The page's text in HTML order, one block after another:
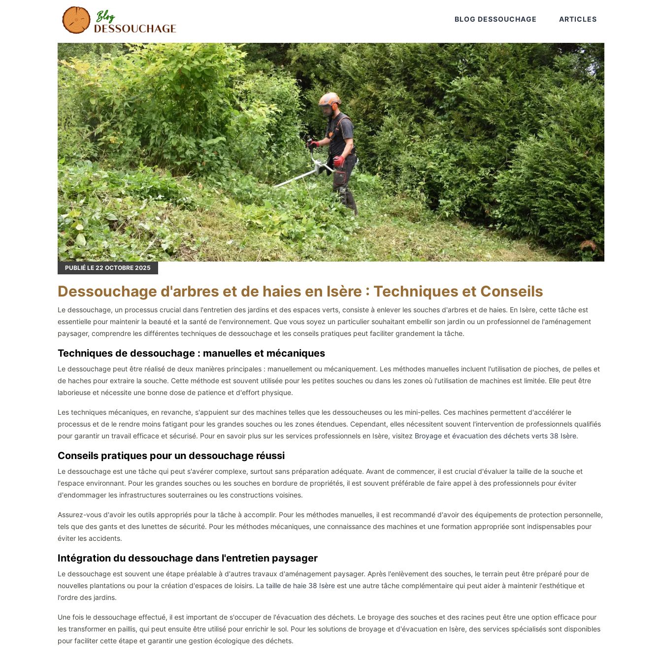
BLOG DESSOUCHAGE ARTICLES
PUBLIÉ LE 22 OCTOBRE 2025
Dessouchage d'arbres et de haies en Isère : Techniques et Conseils
Le dessouchage, un processus crucial dans l'entretien des jardins et des espaces verts, consiste à enlever les souches d'arbres et de haies. En Isère, cette tâche est
essentielle pour maintenir la beauté et la santé de l'environnement. Que vous soyez un particulier souhaitant embellir son jardin ou un professionnel de l'aménagement
paysager, comprendre les différentes techniques de dessouchage et les conseils pratiques peut faciliter grandement la tâche.
Techniques de dessouchage : manuelles et mécaniques
Le dessouchage peut être réalisé de deux manières principales : manuellement ou mécaniquement. Les méthodes manuelles incluent l'utilisation de pioches, de pelles et
de haches pour extraire la souche. Cette méthode est souvent utilisée pour les petites souches ou dans les zones où l'utilisation de machines est limitée. Elle peut être
laborieuse et nécessite une bonne dose de patience et d'effort physique.
Les techniques mécaniques, en revanche, s'appuient sur des machines telles que les dessoucheuses ou les mini-pelles. Ces machines permettent d'accélérer le
processus et de le rendre moins fatigant pour les grandes souches ou les zones étendues. Cependant, elles nécessitent souvent l'intervention de professionnels qualifiés
pour garantir un travail efficace et sécurisé. Pour en savoir plus sur les services professionnels en Isère, visitez Broyage et évacuation des déchets verts 38 Isère.
Conseils pratiques pour un dessouchage réussi
Le dessouchage est une tâche qui peut s'avérer complexe, surtout sans préparation adéquate. Avant de commencer, il est crucial d'évaluer la taille de la souche et
l'espace environnant. Pour les grandes souches ou les souches en bordure de propriétés, il est souvent préférable de faire appel à des professionnels pour éviter
d'endommager les infrastructures souterraines ou les constructions voisines.
Assurez-vous d'avoir les outils appropriés pour la tâche à accomplir. Pour les méthodes manuelles, il est recommandé d'avoir des équipements de protection personnelle,
tels que des gants et des lunettes de sécurité. Pour les méthodes mécaniques, une connaissance des machines et une formation appropriée sont indispensables pour
éviter les accidents.
Intégration du dessouchage dans l'entretien paysager
Le dessouchage est souvent une étape préalable à d'autres travaux d'aménagement paysager. Après l'enlèvement des souches, le terrain peut être préparé pour de
nouvelles plantations ou pour la création d'espaces de loisirs. La taille de haie 38 Isère est une autre tâche complémentaire qui peut aider à maintenir l'esthétique et
l'ordre des jardins.
Une fois le dessouchage effectué, il est important de s'occuper de l'évacuation des déchets. Le broyage des souches et des racines peut être une option efficace pour
les transformer en paillis, qui peut ensuite être utilisé pour enrichir le sol. Pour les solutions de broyage et d'évacuation en Isère, des services spécialisés sont disponibles
pour faciliter cette étape et garantir une gestion écologique des déchets.